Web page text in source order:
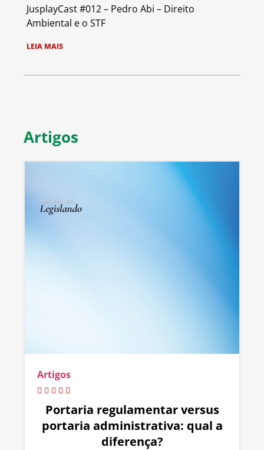
JusplayCast #012 – Pedro Abi – Direito
Ambiental e o STF
LEIA MAIS
Artigos
Artigos
Portaria regulamentar versus
portaria administrativa: qual a
diferença?